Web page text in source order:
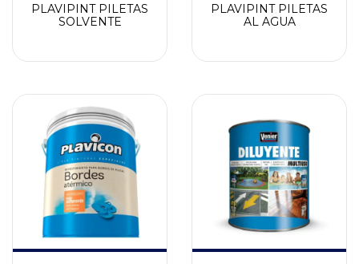
PLAVIPINT PILETAS
SOLVENTE
PLAVIPINT PILETAS
AL AGUA